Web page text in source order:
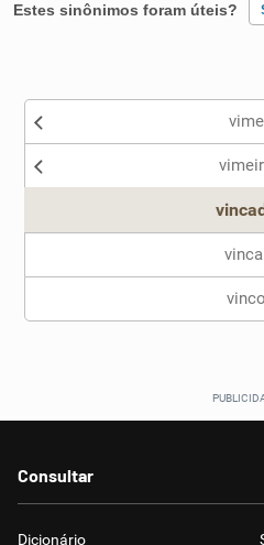
Estes sinônimos foram úteis?
Nenhum dos sinônimos vime
vinco
Consultar
Dicionário